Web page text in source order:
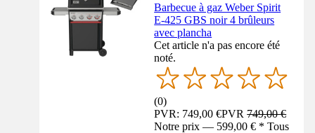
Barbecue à gaz Weber Spirit
E-425 GBS noir 4 brûleurs
avec plancha
Cet article n'a pas encore été
noté.
(0)
PVR: 749,00 €PVR749,00 €
Notre prix — 599,00 € * Tous